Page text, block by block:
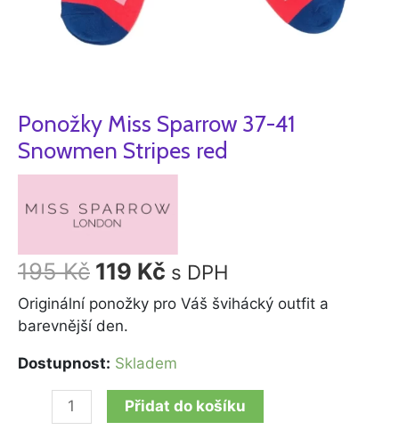
Ponožky Miss Sparrow 37-41
Snowmen Stripes red
195Kč 119 Kč s DPH
Originální ponožky pro Váš švihácký outfit a
barevnější den.
Dostupnost: Skladem
Přidat do košíku